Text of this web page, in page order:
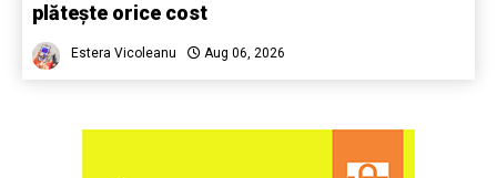
plătește orice cost
Estera Vicoleanu Aug 06, 2026